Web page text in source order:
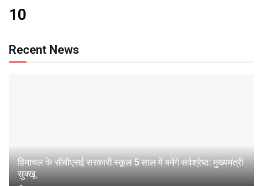
10
Recent News
हिमाचल के सीबीएसई सरकारी स्कूल 5 साल में बनेंगे सर्वश्रेष्ठ: मुख्यमंत्री
सुक्खू